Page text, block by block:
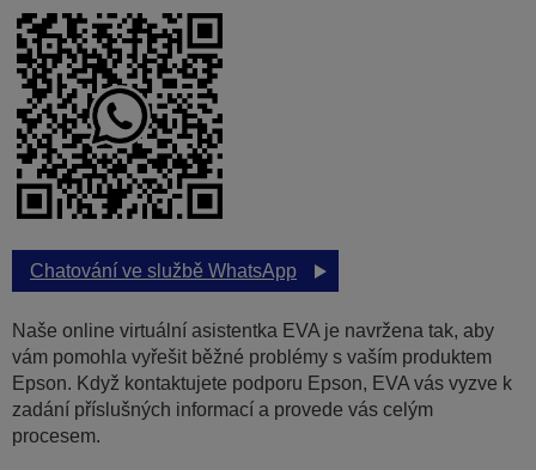
Chatování ve službě WhatsApp
Naše online virtuální asistentka EVA je navržena tak, aby
vám pomohla vyřešit běžné problémy s vaším produktem
Epson. Když kontaktujete podporu Epson, EVA vás vyzve k
zadání příslušných informací a provede vás celým
procesem.